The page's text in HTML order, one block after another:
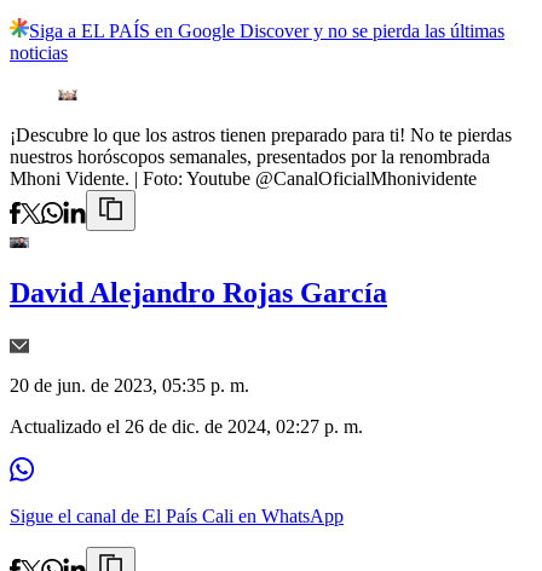
Siga a EL PAÍS en Google Discover y no se pierda las últimas
noticias
¡Descubre lo que los astros tienen preparado para ti! No te pierdas
nuestros horóscopos semanales, presentados por la renombrada
Mhoni Vidente. | Foto: Youtube @CanalOficialMhonividente
David Alejandro Rojas García
20 de jun. de 2023, 05:35 p. m.
Actualizado el 26 de dic. de 2024, 02:27 p. m.
Sigue el canal de El País Cali en WhatsApp